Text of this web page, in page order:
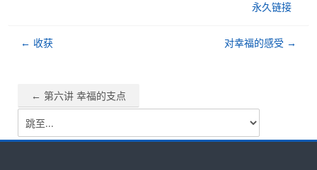
永久链接
← 收获 对幸福的感受 →
← 第六讲 幸福的支点
跳
至...